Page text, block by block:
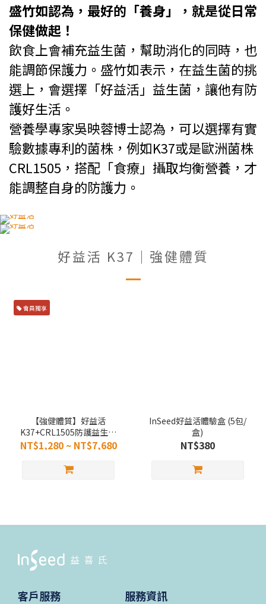
盛竹如認為，最好的「養身」，就是從日常
保健做起！
飲食上會補充益生菌，幫助消化的同時，也
能調節保護力。盛竹如表示，在益生菌的挑
選上，會選擇「好益活」益生菌，讓他有防
護好生活。
營養學專家吳映蓉博士認為，可以選擇有實
驗數據專利的菌株，例如K37或是歐洲菌株
CRL1505，搭配「食療」攝取均衡營養，才
能調整自身的防護力。
好益活 K37｜強健體質
會員獨享
【強健體質】好益活
K37+CRL1505防護益生菌
(30入/盒)
NT$1,280 ~ NT$7,680
InSeed好益活體驗盒 (5包/
盒)
NT$380
客戶服務 服務資訊